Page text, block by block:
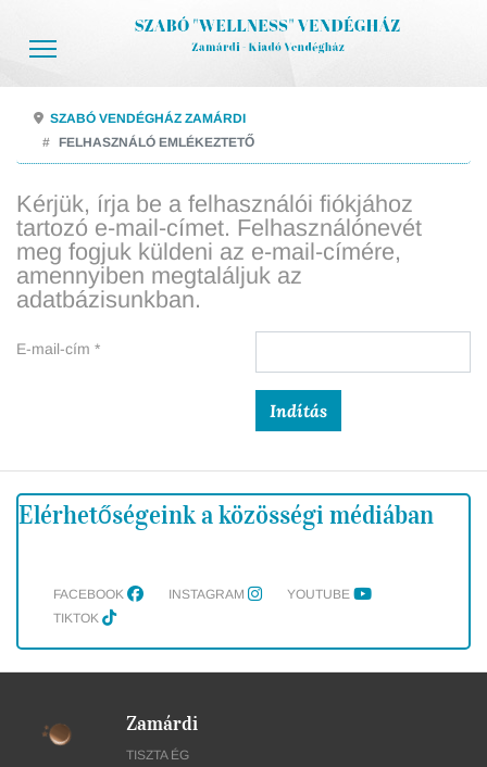
SZABÓ VENDÉGHÁZ ZAMÁRDI
FELHASZNÁLÓ EMLÉKEZTETŐ
Kérjük, írja be a felhasználói fiókjához
tartozó e-mail-címet. Felhasználónevét
meg fogjuk küldeni az e-mail-címére,
amennyiben megtaláljuk az
adatbázisunkban.
E-mail-cím *
Indítás
Elérhetőségeink a közösségi médiában
FACEBOOK INSTAGRAM
YOUTUBE
TIKTOK
Zamárdi
TISZTA ÉG